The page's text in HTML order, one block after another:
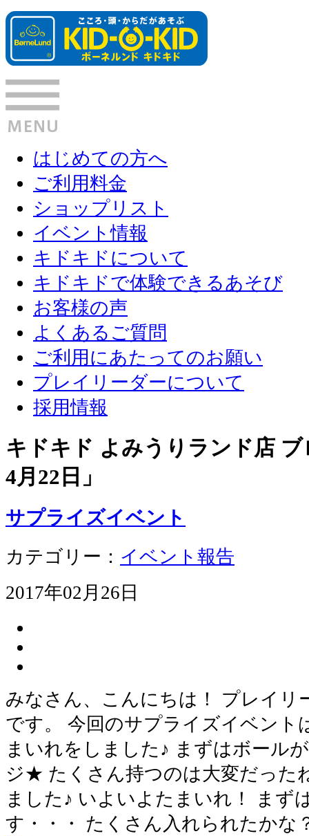
はじめての方へ
ご利用料金
ショップリスト
イベント情報
キドキドについて
キドキドで体験できるあそび
お客様の声
よくあるご質問
ご利用にあたってのお願い
プレイリーダーについて
採用情報
キドキド よみうりランド店
4月22日 」
サプライズイベント
カテゴリー： イベント報告
2017年02月26日
みなさん、こんにちは！ プレイリ
です。 今回のサプライズイベント
まいれをしました♪ まずはボール
ジ★ たくさん持つのは大変だった
ました♪ いよいよたまいれ！ まず
す・・・ たくさん入れられたか